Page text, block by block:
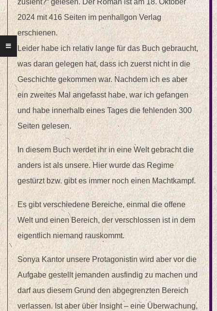
2024 mit 416 Seiten im penhallgon Verlag
erschienen.
Leider habe ich relativ lange für das Buch gebraucht,
was daran gelegen hat, dass ich zuerst nicht in die
Geschichte gekommen war. Nachdem ich es aber
ein zweites Mal angefasst habe, war ich gefangen
und habe innerhalb eines Tages die fehlenden 300
Seiten gelesen.
In diesem Buch werdet ihr in eine Welt gebracht die
anders ist als unsere. Hier wurde das Regime
gestürzt bzw. gibt es immer noch einen Machtkampf.
Es gibt verschiedene Bereiche, einmal die offene
Welt und einen Bereich, der verschlossen ist in dem
eigentlich niemand rauskommt.
Sonya Kantor unsere Protagonistin wird aber vor die
Aufgabe gestellt jemanden ausfindig zu machen und
darf aus diesem Grund den abgegrenzten Bereich
verlassen. Ist aber über Insight – eine Überwachung,